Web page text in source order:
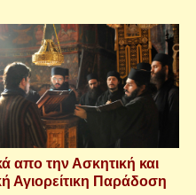
απο την Ασκητική και
Αγιορείτικη Παράδοση